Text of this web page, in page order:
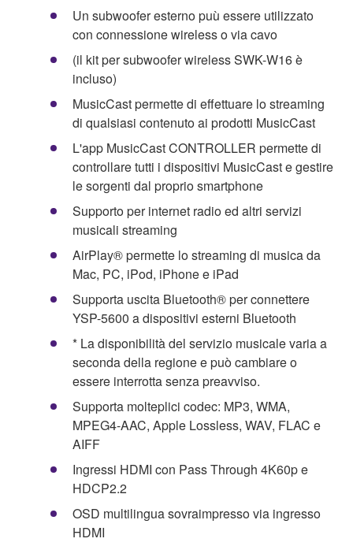
Un subwoofer esterno puù essere utilizzato
con connessione wireless o via cavo
(il kit per subwoofer wireless SWK-W16 è
incluso)
MusicCast permette di effettuare lo streaming
di qualsiasi contenuto ai prodotti MusicCast
L'app MusicCast CONTROLLER permette di
controllare tutti i dispositivi MusicCast e gestire
le sorgenti dal proprio smartphone
Supporto per internet radio ed altri servizi
musicali streaming
AirPlay® permette lo streaming di musica da
Mac, PC, iPod, iPhone e iPad
Supporta uscita Bluetooth® per connettere
YSP-5600 a dispositivi esterni Bluetooth
* La disponibilità del servizio musicale varia a
seconda della regione e può cambiare o
essere interrotta senza preavviso.
Supporta molteplici codec: MP3, WMA,
MPEG4-AAC, Apple Lossless, WAV, FLAC e
AIFF
Ingressi HDMI con Pass Through 4K60p e
HDCP2.2
OSD multilingua sovraimpresso via ingresso
HDMI